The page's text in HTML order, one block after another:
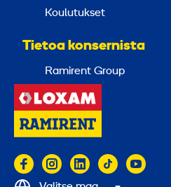
Koulutukset
Tietoa konsernista
Ramirent Group